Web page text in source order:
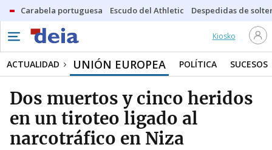
Carabela portuguesa Escudo del Athletic Despedidas de
Kiosko
ACTUALIDAD UNIÓN EUROPEA POLÍTICA SUCESOS
Dos muertos y cinco heridos
en un tiroteo ligado al
narcotráfico en Niza